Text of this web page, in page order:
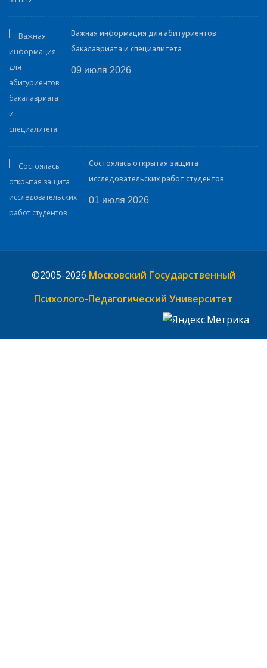
Важная информация для абитуриентов
бакалавриата и специалитета
09 июля 2026
Состоялась открытая защита
исследовательских работ студентов
01 июля 2026
©2005-2026 Московский Государственный
Психолого-Педагогический Университет